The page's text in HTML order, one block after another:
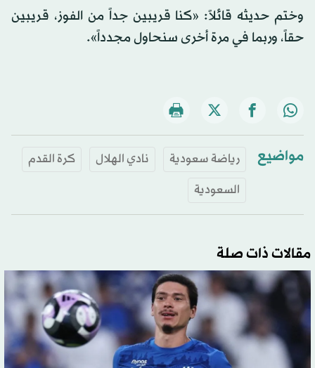
وختم حديثه قائلاً: «كنا قريبين جداً من الفوز، قريبين
حقاً، وربما في مرة أخرى سنحاول مجدداً».
مواضيع رياضة سعودية نادي الهلال
كرة القدم
السعودية
مقالات ذات صلة